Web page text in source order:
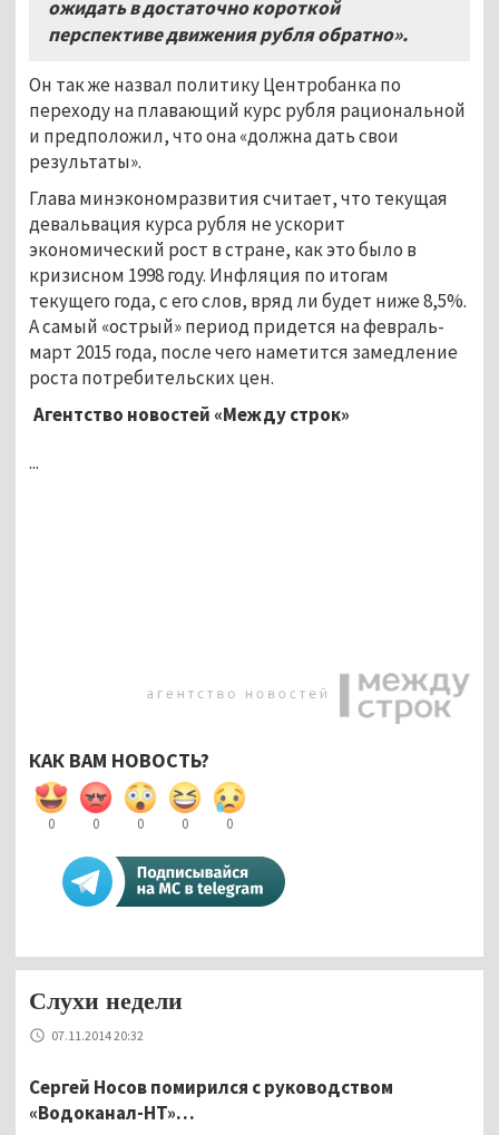
ожидать в достаточно короткой
перспективе движения рубля обратно».
Он так же назвал политику Центробанка по
переходу на плавающий курс рубля рациональной
и предположил, что она «должна дать свои
результаты».
Глава минэкономразвития считает, что текущая
девальвация курса рубля не ускорит
экономический рост в стране, как это было в
кризисном 1998 году. Инфляция по итогам
текущего года, с его слов, вряд ли будет ниже 8,5%.
А самый «острый» период придется на февраль-
март 2015 года, после чего наметится замедление
роста потребительских цен.
Агентство новостей «Между строк»
...
КАК ВАМ НОВОСТЬ?
0 0 0 0 0
Слухи недели
07.11.2014 20:32
Сергей Носов помирился с руководством
«Водоканал-НТ»…